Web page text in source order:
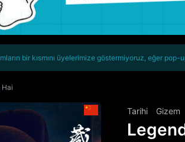
bir kısmını üyelerimize göstermiyoruz, eğer
Hai
Tarihi Gizem